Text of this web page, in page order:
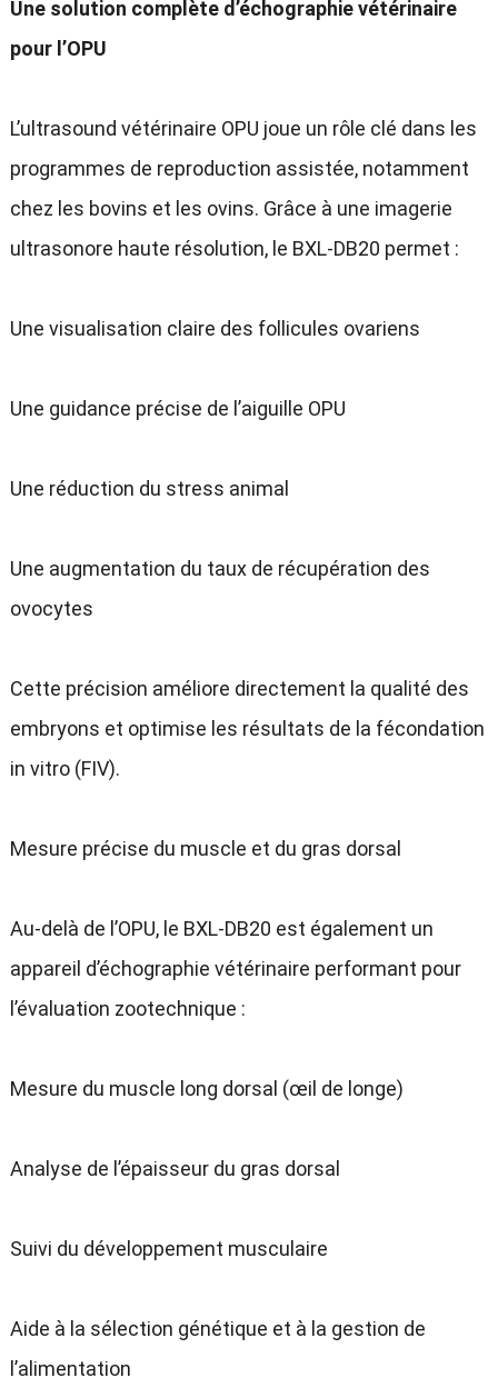
Une solution complète d’échographie vétérinaire
pour l’OPU
L’ultrasound vétérinaire OPU joue un rôle clé dans les
programmes de reproduction assistée, notamment
chez les bovins et les ovins. Grâce à une imagerie
ultrasonore haute résolution, le BXL-DB20 permet :
Une visualisation claire des follicules ovariens
Une guidance précise de l’aiguille OPU
Une réduction du stress animal
Une augmentation du taux de récupération des
ovocytes
Cette précision améliore directement la qualité des
embryons et optimise les résultats de la fécondation
in vitro(FIV).
Mesure précise du muscle et du gras dorsal
Au-delà de l’OPU, le BXL-DB20 est également un
appareil d’échographie vétérinaire performant pour
l’évaluation zootechnique :
Mesure du muscle long dorsal (œil de longe)
Analyse de l’épaisseur du gras dorsal
Suivi du développement musculaire
Aide à la sélection génétique et à la gestion de
l’alimentation